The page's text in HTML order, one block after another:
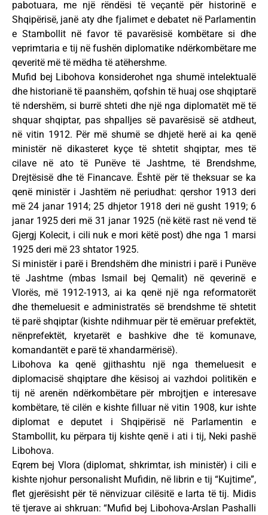
pabotuara, me një rëndësi të veçantë për historinë e
Shqipërisë, janë aty dhe fjalimet e debatet në Parlamentin
e Stambollit në favor të pavarësisë kombëtare si dhe
veprimtaria e tij në fushën diplomatike ndërkombëtare me
qeveritë më të mëdha të atëhershme.
Mufid bej Libohova konsiderohet nga shumë intelektualë
dhe historianë të paanshëm, qofshin të huaj ose shqiptarë
të ndershëm, si burrë shteti dhe një nga diplomatët më të
shquar shqiptar, pas shpalljes së pavarësisë së atdheut,
në vitin 1912. Për më shumë se dhjetë herë ai ka qenë
ministër në dikasteret kyçe të shtetit shqiptar, mes të
cilave në ato të Punëve të Jashtme, të Brendshme,
Drejtësisë dhe të Financave. Është për të theksuar se ka
qenë ministër i Jashtëm në periudhat: qershor 1913 deri
më 24 janar 1914; 25 dhjetor 1918 deri në gusht 1919; 6
janar 1925 deri më 31 janar 1925 (në këtë rast në vend të
Gjergj Kolecit, i cili nuk e mori këtë post) dhe nga 1 marsi
1925 deri më 23 shtator 1925.
Si ministër i parë i Brendshëm dhe ministri i parë i Punëve
të Jashtme (mbas Ismail bej Qemalit) në qeverinë e
Vlorës, më 1912-1913, ai ka qenë një nga reformatorët
dhe themeluesit e administratës së brendshme të shtetit
të parë shqiptar (kishte ndihmuar për të emëruar prefektët,
nënprefektët, kryetarët e bashkive dhe të komunave,
komandantët e parë të xhandarmërisë).
Libohova ka qenë gjithashtu një nga themeluesit e
diplomacisë shqiptare dhe kësisoj ai vazhdoi politikën e
tij në arenën ndërkombëtare për mbrojtjen e interesave
kombëtare, të cilën e kishte filluar në vitin 1908, kur ishte
diplomat e deputet i Shqipërisë në Parlamentin e
Stambollit, ku përpara tij kishte qenë i ati i tij, Neki pashë
Libohova.
Eqrem bej Vlora (diplomat, shkrimtar, ish ministër) i cili e
kishte njohur personalisht Mufidin, në librin e tij “Kujtime”,
flet gjerësisht për të nënvizuar cilësitë e larta të tij. Midis
të tjerave ai shkruan: “Mufid bej Libohova-Arslan Pashalli